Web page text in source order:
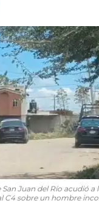
Juan del Río acudió
C4 sobre un hombre